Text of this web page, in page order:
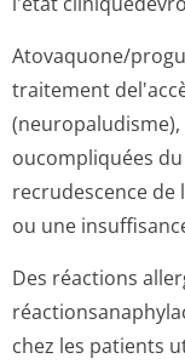
Atovaquone/
traitement
oucompliquées
recrudescence
ou une
Des réactions
chez les patients